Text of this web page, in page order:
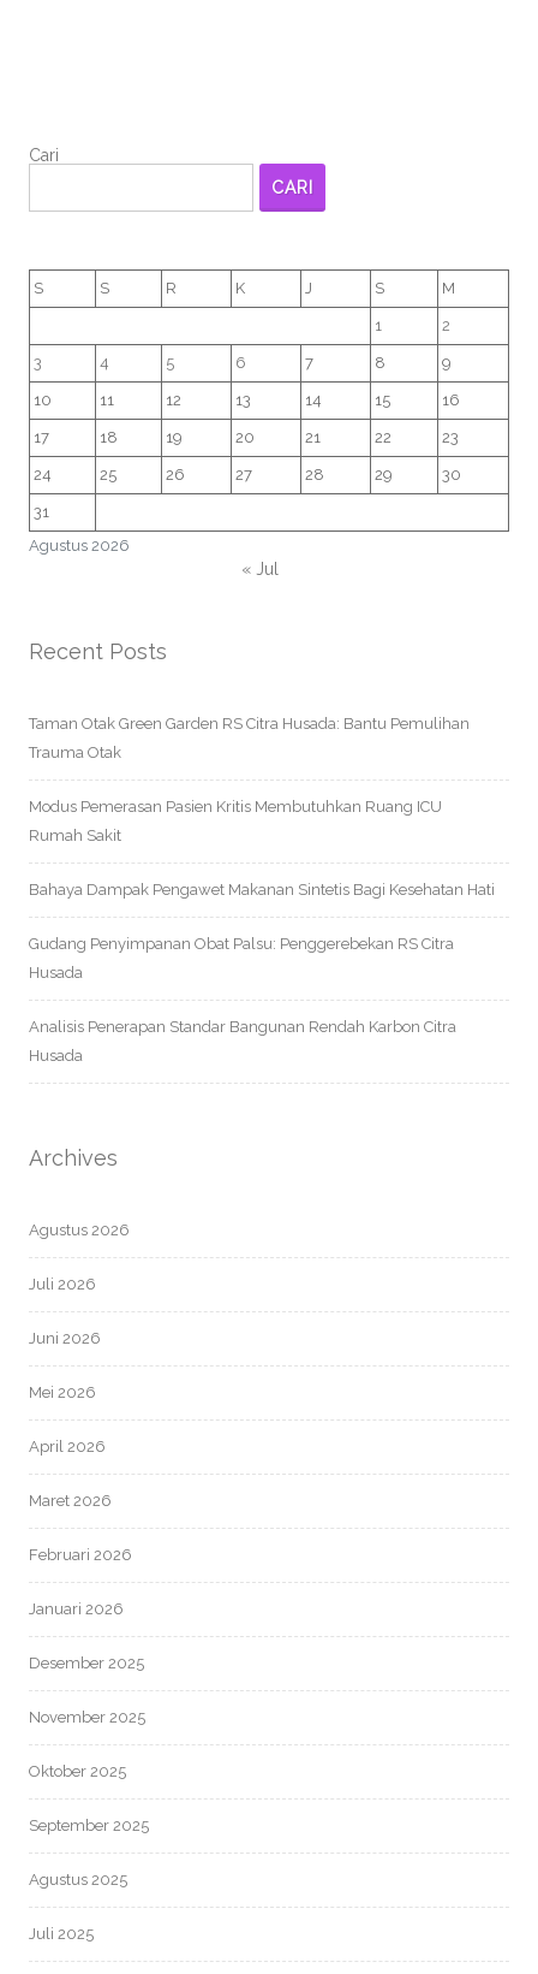
Cari
CARI
Agustus 2026
S S R K J S M
1 2
3 4 5 6 7 8 9
10 11 12 13 14 15 16
17 18 19 20 21 22 23
24 25 26 27 28 29 30
31
« Jul
Recent Posts
Taman Otak Green Garden RS Citra Husada: Bantu Pemulihan
Trauma Otak
Modus Pemerasan Pasien Kritis Membutuhkan Ruang ICU
Rumah Sakit
Bahaya Dampak Pengawet Makanan Sintetis Bagi Kesehatan Hati
Gudang Penyimpanan Obat Palsu: Penggerebekan RS Citra
Husada
Analisis Penerapan Standar Bangunan Rendah Karbon Citra
Husada
Archives
Agustus 2026
Juli 2026
Juni 2026
Mei 2026
April 2026
Maret 2026
Februari 2026
Januari 2026
Desember 2025
November 2025
Oktober 2025
September 2025
Agustus 2025
Juli 2025